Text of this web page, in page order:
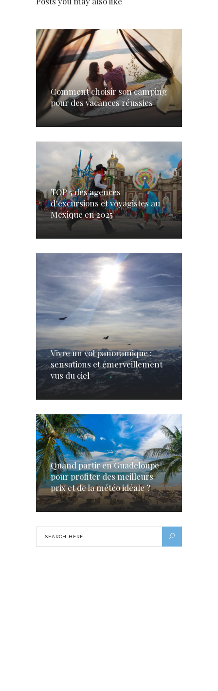
Comment choisir son camping
pour des vacances réussies
TOP 5 des agences
d’excursions et voyagistes au
Mexique en 2025
Vivre un vol panoramique :
sensations et émerveillement
vus du ciel
Quand partir en Guadeloupe
pour profiter des meilleurs
prix et de la météo idéale ?